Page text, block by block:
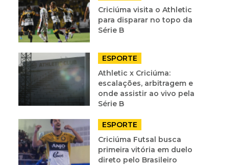
Criciúma visita o Athletic
para disparar no topo da
Série B
ESPORTE
Athletic x Criciúma:
escalações, arbitragem e
onde assistir ao vivo pela
Série B
ESPORTE
Criciúma Futsal busca
primeira vitória em duelo
direto pelo Brasileiro